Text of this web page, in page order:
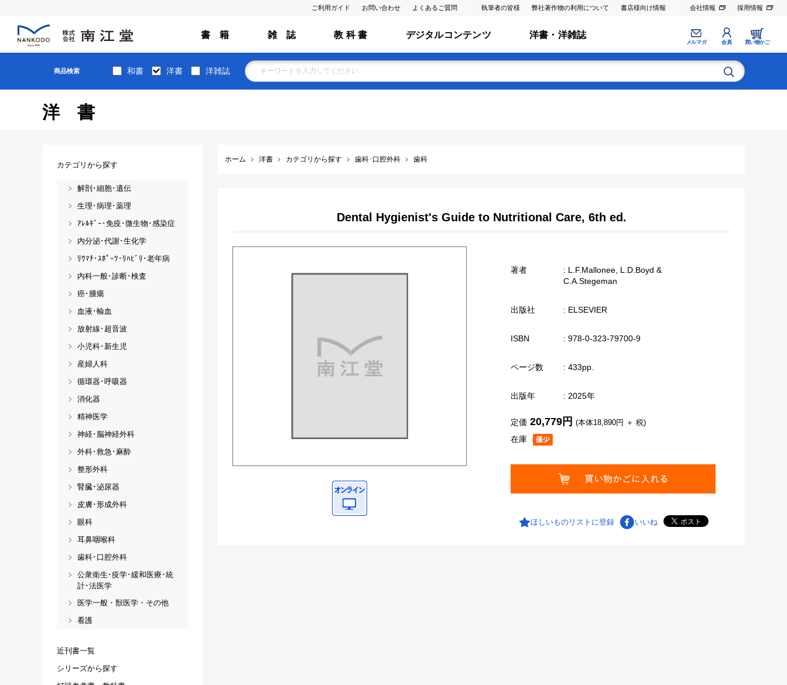
ご利用ガイド お問い合わせ よくあるご質問 執筆者の皆様 弊社著作物の利用について 書店様向け情報 会社情報 採用情報
書 籍 雑 誌 教 科 書 デジタルコンテンツ 洋書・洋雑誌
メルマガ 会員 買い物かご
商品検索 和書 洋書 洋雑誌
洋書
ホーム 洋書 カテゴリから探す 歯科･口腔外科 歯科
Dental Hygienist's Guide to Nutritional Care, 6th ed.
著者
: L.F.Mallonee, L.D.Boyd &
C.A.Stegeman
出版社 : ELSEVIER
ISBN : 978-0-323-79700-9
ページ数 : 433pp.
出版年 : 2025年
在庫
定価 20,779円 (本体18,890円 ＋ 税)
ほしいものリストに登録 いいね
カテゴリから探す
解剖･細胞･遺伝
生理･病理･薬理
ｱﾚﾙｷﾞｰ･免疫･微生物･感染症
内分泌･代謝･生化学
ﾘｳﾏﾁ･ｽﾎﾟｰﾂ･ﾘﾊﾋﾞﾘ･老年病
内科一般･診断･検査
癌･腫瘍
血液･輸血
放射線･超音波
小児科･新生児
産婦人科
循環器･呼吸器
消化器
精神医学
神経･脳神経外科
外科･救急･麻酔
整形外科
腎臓･泌尿器
皮膚･形成外科
眼科
耳鼻咽喉科
歯科･口腔外科
公衆衛生･疫学･緩和医療･統
計･法医学
医学一般・獣医学・その他
看護
近刊書一覧
シリーズから探す